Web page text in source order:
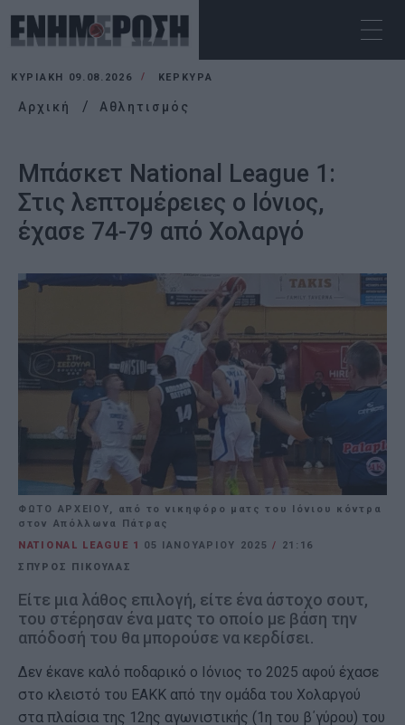
ΚΥΡΙΑΚΉ 09.08.2026 ΚΕΡΚΥΡΑ
Αρχική Αθλητισμός
Μπάσκετ National League 1:
Στις λεπτομέρειες ο Ιόνιος,
έχασε 74-79 από Χολαργό
ΦΩΤΟ ΑΡΧΕΙΟΥ, από το νικηφόρο ματς του Ιόνιου κόντρα
στον Απόλλωνα Πάτρας
NATIONAL LEAGUE 1
05 ΙΑΝΟΥΑΡΊΟΥ 2025/
21:16
ΣΠΥΡΟΣ ΠΙΚΟΥΛΑΣ
Είτε μια λάθος επιλογή, είτε ένα άστοχο σουτ,
του στέρησαν ένα ματς το οποίο με βάση την
απόδοσή του θα μπορούσε να κερδίσει.
Δεν έκανε καλό ποδαρικό ο Ιόνιος το 2025 αφού έχασε
στο κλειστό του ΕΑΚΚ από την ομάδα του Χολαργού
στα πλαίσια της 12ης αγωνιστικής (1η του β΄γύρου) του